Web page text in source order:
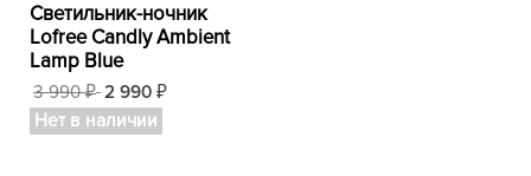
Светильник-ночник
Lofree Candly Ambient
Lamp Blue
3 990₽ 2 990 ₽
Нет в наличии